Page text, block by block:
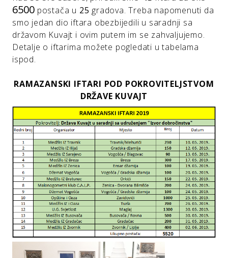
6500 postača u 25 gradova. Treba napomenuti da
smo jedan dio iftara obezbijedili u saradnji sa
državom Kuvajt i ovim putem im se zahvaljujemo.
Detalje o iftarima možete pogledati u tabelama
ispod.
RAMAZANSKI IFTARI POD POKROVITELJSTVOM
DRŽAVE KUVAJT